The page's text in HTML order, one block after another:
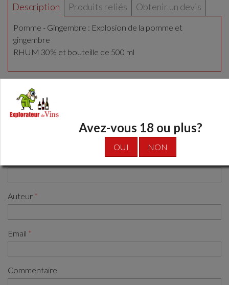
Description Produits reliés Obtenir un devis
Pomme - Gingembre : Explosion de la pomme et
gingembre
RHUM 30% et bouteille de 500 ml
Commentaires
NOTE MOYENNE:
Soyer le premier à laisser un commentaire
Auteur
Email
Commentaire
Avez-vous 18 ou plus?
OUI NON